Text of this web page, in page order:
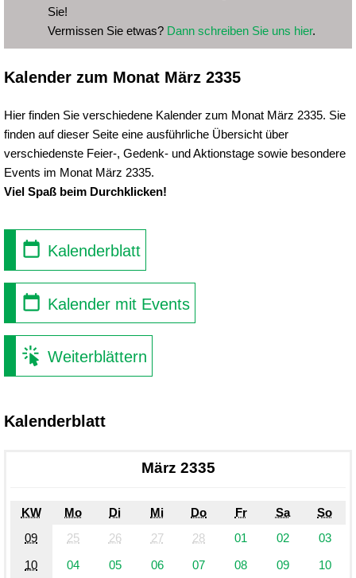
Sie!
Vermissen Sie etwas? Dann schreiben Sie uns hier.
Kalender zum Monat März 2335
Hier finden Sie verschiedene Kalender zum Monat März 2335. Sie
finden auf dieser Seite eine ausführliche Übersicht über
verschiedenste Feier-, Gedenk- und Aktionstage sowie besondere
Events im Monat März 2335.
Viel Spaß beim Durchklicken!
Kalenderblatt
Kalender mit Events
Weiterblättern
Kalenderblatt
März 2335
KW Mo Di Mi Do Fr Sa
So
09
25 26 27 28 01 02
03
10
04 05 06 07 08 09
10